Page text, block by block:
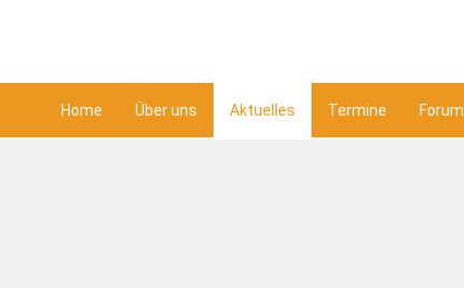
Home Über uns Aktuelles Termine Forum